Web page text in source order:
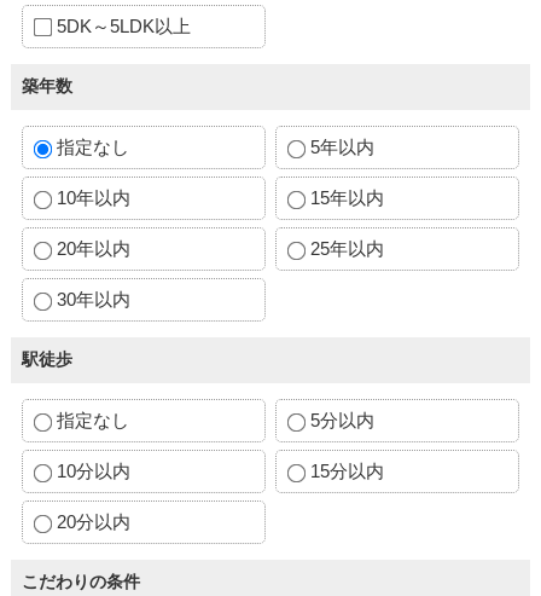
5DK～5LDK以上
築年数
指定なし 5年以内
10年以内 15年以内
20年以内 25年以内
30年以内
駅徒歩
指定なし 5分以内
10分以内 15分以内
20分以内
こだわりの条件